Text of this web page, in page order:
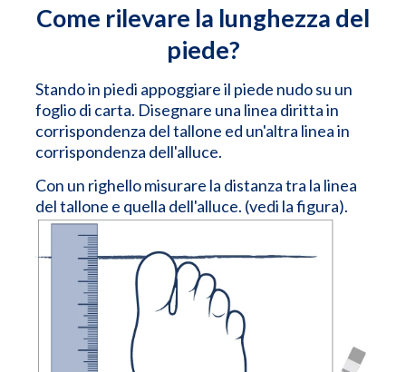
Come rilevare la lunghezza del
piede?
Stando in piedi appoggiare il piede nudo su un
foglio di carta. Disegnare una linea diritta in
corrispondenza del tallone ed un'altra linea in
corrispondenza dell'alluce.
Con un righello misurare la distanza tra la linea
del tallone e quella dell'alluce. (vedi la figura).